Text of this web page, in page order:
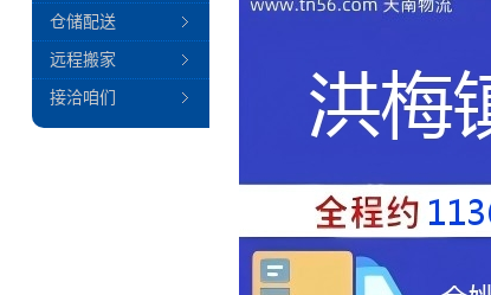
仓储配送
远程搬家
接洽咱们